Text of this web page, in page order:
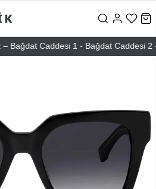
Bağdat Caddesi 1 - Bağdat Caddesi 2 -